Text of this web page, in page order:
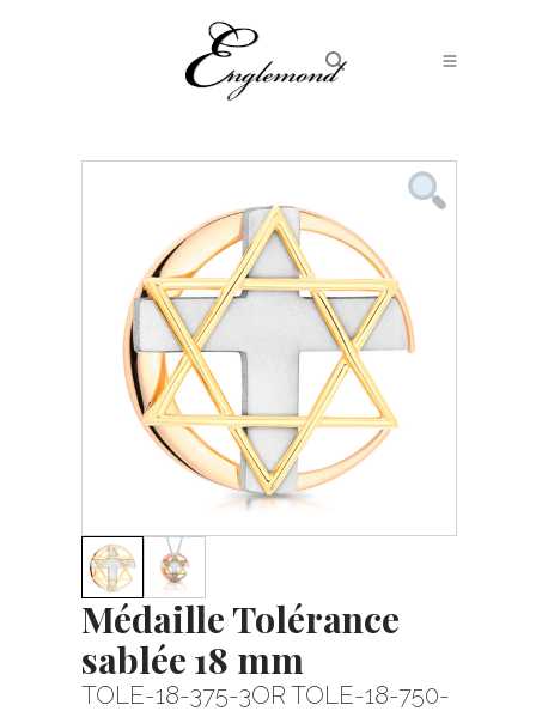
Médaille Tolérance
sablée 18 mm
TOLE-18-375-3OR TOLE-18-750-